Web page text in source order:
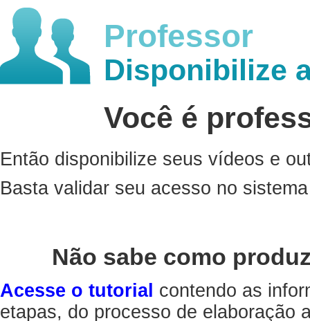
Professor
Disponibilize
Você é
Então disponibilize seus vídeos e
Basta validar seu acesso no
Não sabe como
Acesse o tutorial contendo as
etapas, do processo de elaboração